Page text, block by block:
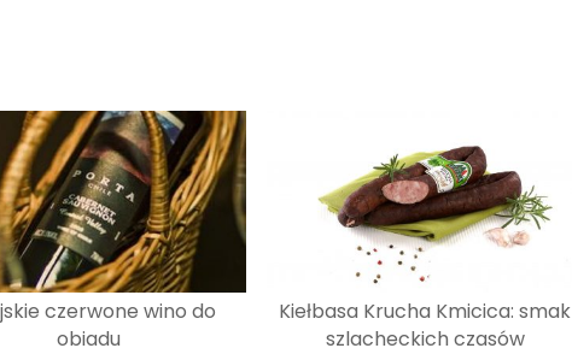
czerwone wino do
obiadu
Kiełbasa Krucha Kmicica: smak
szlacheckich czasów